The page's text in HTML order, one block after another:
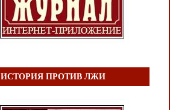
ИСТОРИЯ ПРОТИВ ЛЖИ